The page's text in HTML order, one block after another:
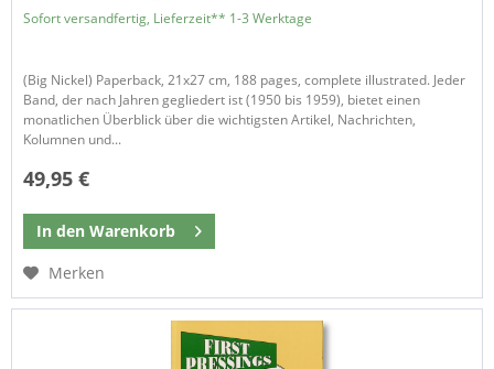
Sofort versandfertig, Lieferzeit** 1-3 Werktage
(Big Nickel) Paperback, 21x27 cm, 188 pages, complete illustrated. Jeder
Band, der nach Jahren gegliedert ist (1950 bis 1959), bietet einen
monatlichen Überblick über die wichtigsten Artikel, Nachrichten,
Kolumnen und...
49,95 €
In den Warenkorb
Merken